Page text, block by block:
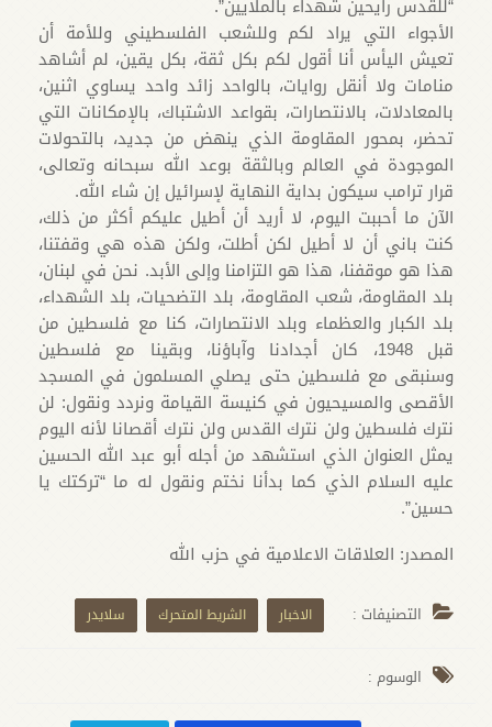
“للقدس رايحين شهداء بالملايين”.
الأجواء التي يراد لكم وللشعب الفلسطيني وللأمة أن
تعيش اليأس أنا أقول لكم بكل ثقة، بكل يقين، لم أشاهد
منامات ولا أنقل روايات، بالواحد زائد واحد يساوي اثنين،
بالمعادلات، بالانتصارات، بقواعد الاشتباك، بالإمكانات التي
تحضر، بمحور المقاومة الذي ينهض من جديد، بالتحولات
الموجودة في العالم وبالثقة بوعد الله سبحانه وتعالى،
قرار ترامب سيكون بداية النهاية لإسرائيل إن شاء الله.
الآن ما أحببت اليوم، لا أريد أن أطيل عليكم أكثر من ذلك،
كنت باني أن لا أطيل لكن أطلت، ولكن هذه هي وقفتنا،
هذا هو موقفنا، هذا هو التزامنا وإلى الأبد. نحن في لبنان،
بلد المقاومة، شعب المقاومة، بلد التضحيات، بلد الشهداء،
بلد الكبار والعظماء وبلد الانتصارات، كنا مع فلسطين من
قبل 1948، كان أجدادنا وآباؤنا، وبقينا مع فلسطين
وسنبقى مع فلسطين حتى يصلي المسلمون في المسجد
الأقصى والمسيحيون في كنيسة القيامة ونردد ونقول: لن
نترك فلسطين ولن نترك القدس ولن نترك أقصانا لأنه اليوم
يمثل العنوان الذي استشهد من أجله أبو عبد الله الحسين
عليه السلام الذي كما بدأنا نختم ونقول له ما “تركتك يا
حسين”.
المصدر: العلاقات الاعلامية في حزب الله
التصنيفات : الاخبار الشريط المتحرك سلايدر
الوسوم :